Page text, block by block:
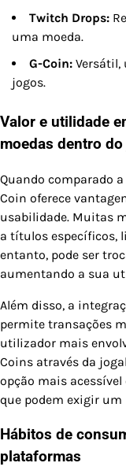
Twitch Drops:
uma moeda.
G-Coin:
jogos.
Valor e utilidade
moedas dentro
Quando comparado
Coin oferece
usabilidade. Muitas
a títulos específicos,
entanto, pode ser
aumentando a sua
Além disso, a
permite transações
utilizador mais
Coins através da
opção mais
que podem exigir
Hábitos de
plataformas